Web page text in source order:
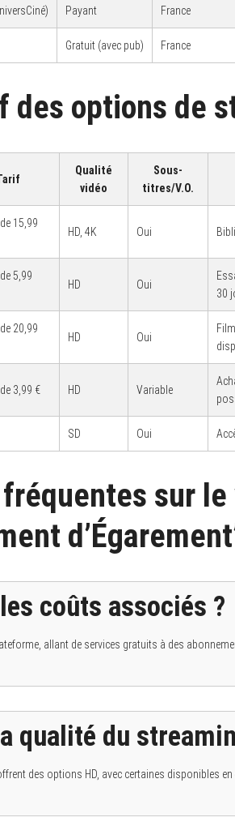
Payant France
Gratuit (avec pub) France
des options de
Qualité
vidéo
Sous-
titres/V.O.
15,99
HD, 4K Oui
5,99
HD Oui
30
20,99
HD Oui
3,99 € HD Variable
SD Oui
sur
coûts associés ?
allant de services gratuits à des
qualité du
des options HD, avec certaines disponibles en